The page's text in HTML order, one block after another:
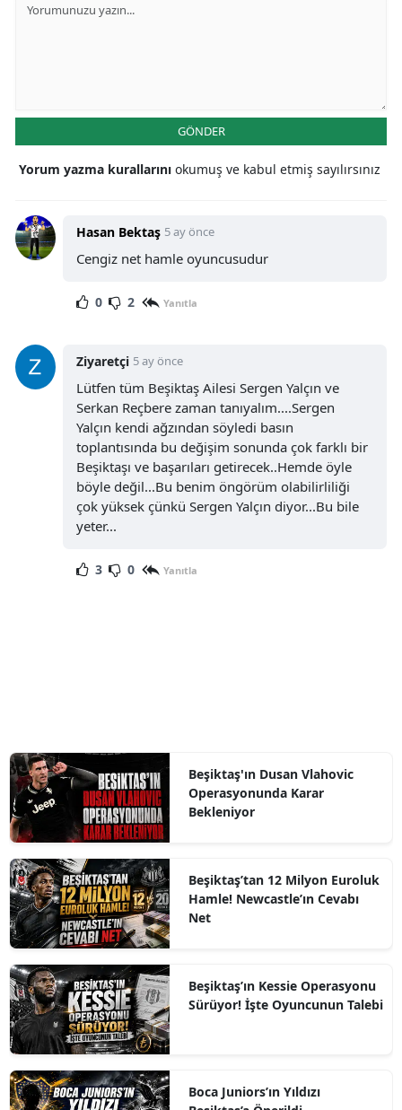
GÖNDER
Yorum yazma kurallarını okumuş ve kabul etmiş sayılırsınız
Hasan Bektaş 5 ay önce
Cengiz net hamle oyuncusudur
0 2 Yanıtla
Ziyaretçi 5 ay önce
Lütfen tüm Beşiktaş Ailesi Sergen Yalçın ve
Serkan Reçbere zaman tanıyalım....Sergen
Yalçın kendi ağzından söyledi basın
toplantısında bu değişim sonunda çok farklı bir
Beşiktaşı ve başarıları getirecek..Hemde öyle
böyle değil...Bu benim öngörüm olabilirliliği
çok yüksek çünkü Sergen Yalçın diyor...Bu bile
yeter...
3 0 Yanıtla
Beşiktaş'ın Dusan Vlahovic
Operasyonunda Karar
Bekleniyor
Beşiktaş’tan 12 Milyon Euroluk
Hamle! Newcastle’ın Cevabı
Net
Beşiktaş’ın Kessie Operasyonu
Sürüyor! İşte Oyuncunun Talebi
Boca Juniors’ın Yıldızı